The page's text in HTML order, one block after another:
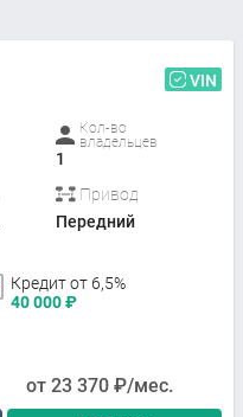
VIN
Кол-во
владельцев
1
Привод
Передний
Кредит от 6,5%
40 000₽
от 23 370 ₽/мес.